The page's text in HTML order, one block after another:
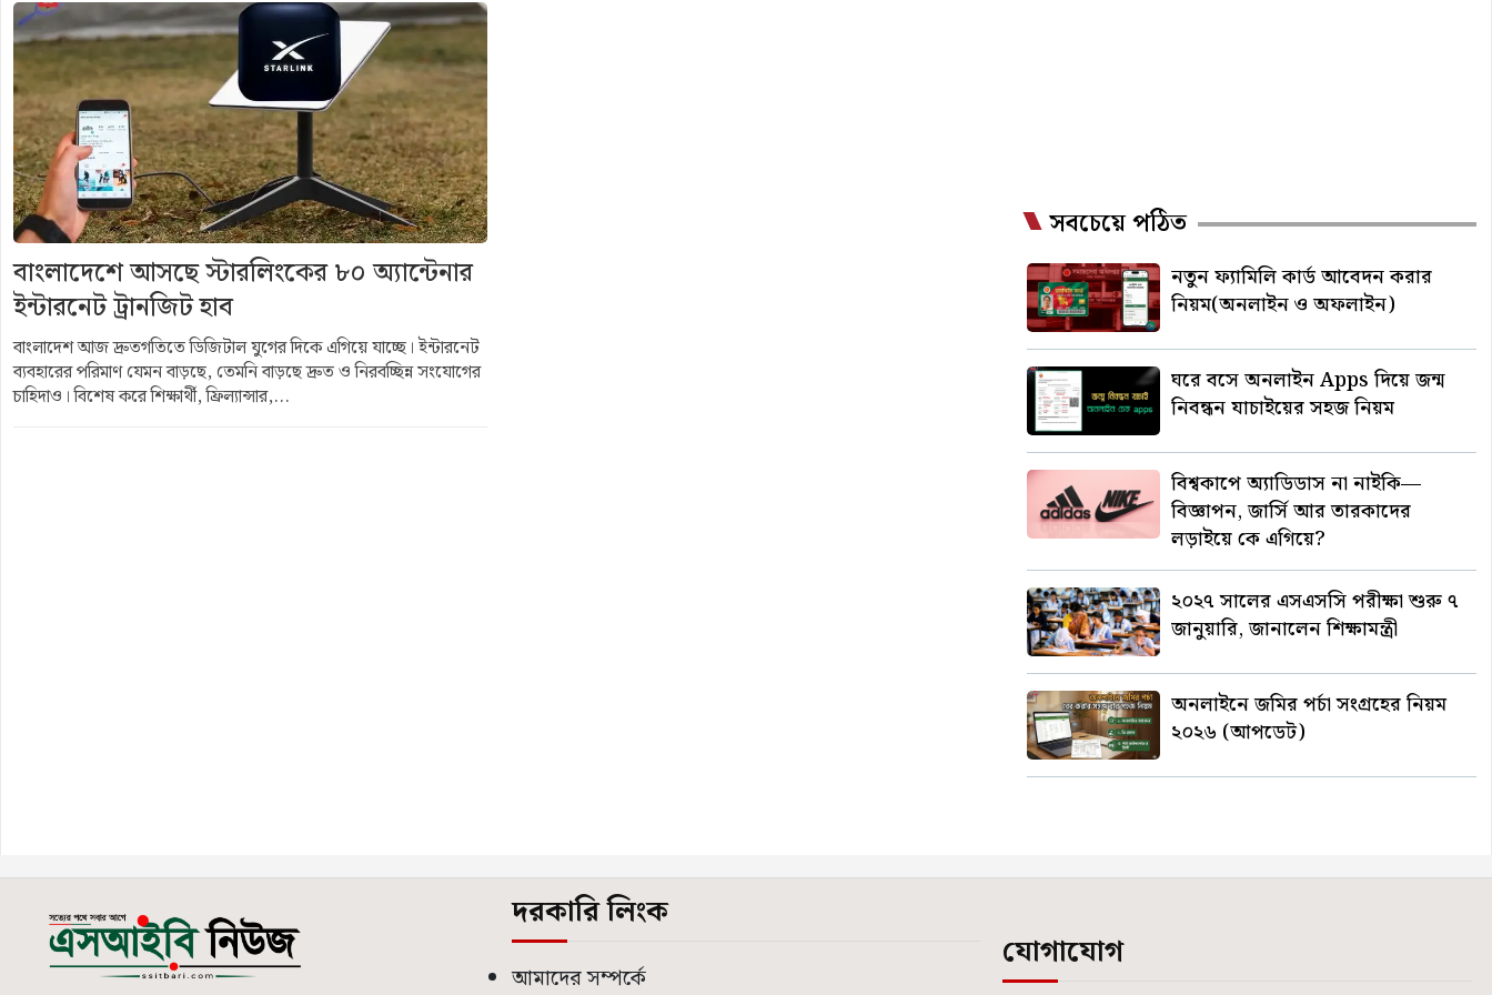
বাংলাদেশে আসছে স্টারলিংকের ৮০ অ্যান্টেনার
ইন্টারনেট ট্রানজিট হাব
বাংলাদেশ আজ দ্রুতগতিতে ডিজিটাল যুগের দিকে এগিয়ে যাচ্ছে। ইন্টারনেট
ব্যবহারের পরিমাণ যেমন বাড়ছে, তেমনি বাড়ছে দ্রুত ও নিরবচ্ছিন্ন সংযোগের
চাহিদাও। বিশেষ করে শিক্ষার্থী, ফ্রিল্যান্সার,...
সবচেয়ে পঠিত
নতুন ফ্যামিলি কার্ড আবেদন করার
নিয়ম(অনলাইন ও অফলাইন)
ঘরে বসে অনলাইন Apps দিয়ে জন্ম
নিবন্ধন যাচাইয়ের সহজ নিয়ম
বিশ্বকাপে অ্যাডিডাস না নাইকি—
বিজ্ঞাপন, জার্সি আর তারকাদের
লড়াইয়ে কে এগিয়ে?
২০২৭ সালের এসএসসি পরীক্ষা শুরু ৭
জানুয়ারি, জানালেন শিক্ষামন্ত্রী
অনলাইনে জমির পর্চা সংগ্রহের নিয়ম
২০২৬ (আপডেট)
দরকারি লিংক
আমাদের সম্পর্কে
যোগাযোগ